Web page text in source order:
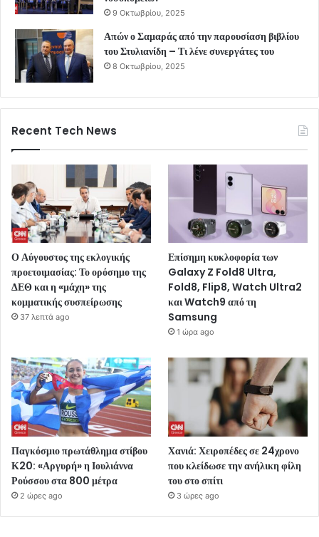
9 Οκτωβρίου, 2025
Απών ο Σαμαράς από την παρουσίαση βιβλίου
του Στυλιανίδη – Τι λένε συνεργάτες του
8 Οκτωβρίου, 2025
Recent Tech News
Ο Αύγουστος της εκλογικής
προετοιμασίας: Το ορόσημο της
ΔΕΘ και η «μάχη» της
κομματικής συσπείρωσης
37 λεπτά ago
Επίσημη κυκλοφορία των
Galaxy Z Fold8 Ultra,
Fold8, Flip8, Watch Ultra2
και Watch9 από τη
Samsung
1 ώρα ago
Παγκόσμιο πρωτάθλημα στίβου
Κ20: «Αργυρή» η Ιουλιάννα
Ρούσσου στα 800 μέτρα
2 ώρες ago
Χανιά: Χειροπέδες σε 24χρονο
που κλείδωσε την ανήλικη φίλη
του στο σπίτι
3 ώρες ago